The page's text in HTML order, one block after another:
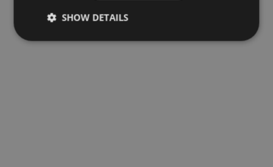
SHOW DETAILS